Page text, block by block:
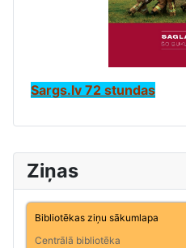
Ziņas
Bibliotēkas ziņu sākumlapa
Centrālā bibliotēka
Sargs.lv 72 stundas